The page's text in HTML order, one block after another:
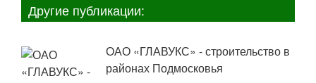
Другие публикации:
ОАО «ГЛАВУКС» - строительство в
районах Подмосковья